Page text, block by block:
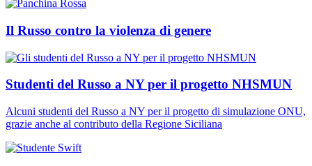
Il Russo contro la violenza di genere
Studenti del Russo a NY per il progetto NHSMUN
Alcuni studenti del Russo a NY per il progetto di simulazione ONU,
grazie anche al contributo della Regione Siciliana